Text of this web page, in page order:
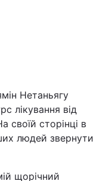
Нетаньягу
лікування від
своїй сторінці в
людей звернути
щорічний